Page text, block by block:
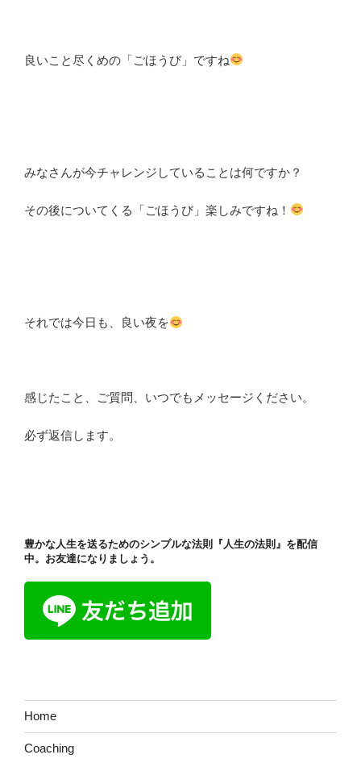
良いこと尽くめの「ごほうび」ですね
みなさんが今チャレンジしていることは何ですか？
その後についてくる「ごほうび」楽しみですね！
それでは今日も、良い夜を
感じたこと、ご質問、いつでもメッセージください。
必ず返信します。
豊かな人生を送るためのシンプルな法則『人生の法則』を配信
中。お友達になりましょう。
Home
Coaching